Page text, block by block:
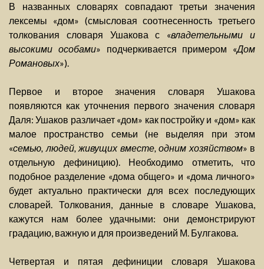
В названных словарях совпадают третьи значения
лексемы «дом» (смысловая соотнесенность третьего
толкования словаря Ушакова с «владетельными и
высокими особами» подчеркивается примером «Дом
Романовых»).
Первое и второе значения словаря Ушакова
появляются как уточнения первого значения словаря
Даля: Ушаков различает «дом» как постройку и «дом» как
малое пространство семьи (не выделяя при этом
«семью, людей, живущих вместе, одним хозяйством» в
отдельную дефиницию). Необходимо отметить, что
подобное разделение «дома общего» и «дома личного»
будет актуально практически для всех последующих
словарей. Толкования, данные в словаре Ушакова,
кажутся нам более удачными: они демонстрируют
градацию, важную и для произведений М. Булгакова.
Четвертая и пятая дефиниции словаря Ушакова